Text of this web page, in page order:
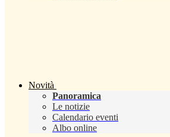
Novità
Panoramica
Le notizie
Calendario eventi
Albo online